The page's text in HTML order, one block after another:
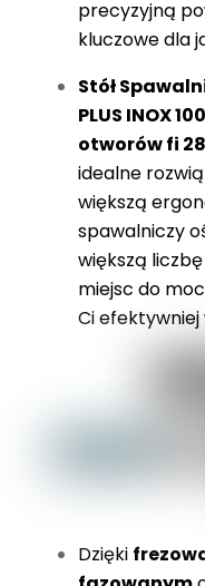
precyzyjną
kluczowe dla
Stół
PLUS INOX
otworówfi
idealne
większą
spawalniczy
większą
miejsc do
Ci
Dzięki